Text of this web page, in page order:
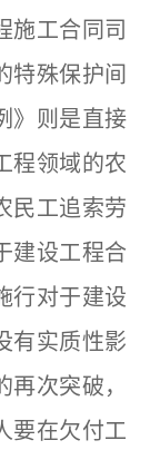
施工合同司
特殊保护间
》则是直接
程领域的农
民工追索劳
建设工程合
行对于建设
有实质性影
次突破，
要在欠付工